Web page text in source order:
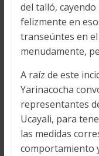
del talló,
felizmente en
transeúntes en
menudamente,
A raíz de este
Yarinacocha
representantes
Ucayali, para
las medidas
comportamiento